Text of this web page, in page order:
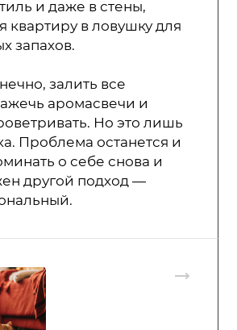
и даже в стены,
квартиру в ловушку для
запахов.
залить все
аромасвечи и
Но это лишь
Проблема останется и
о себе снова и
другой подход —